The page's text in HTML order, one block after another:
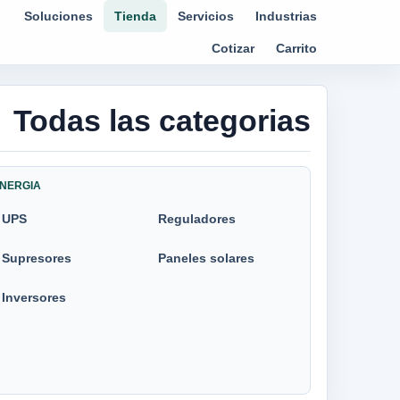
Soluciones Tienda Servicios Industrias
Cotizar Carrito
Todas las categorias
UPS Reguladores
Supresores Paneles solares
Inversores